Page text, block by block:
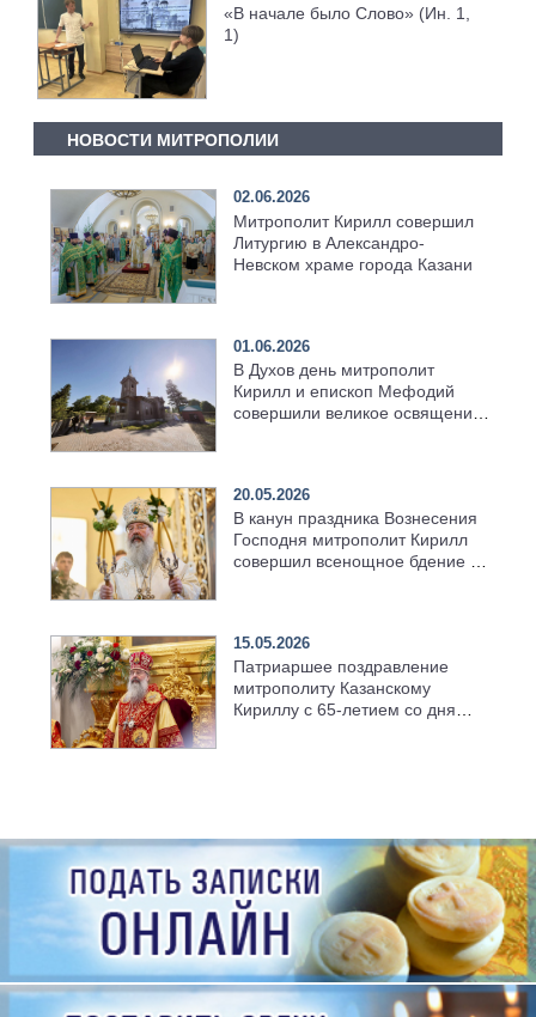
«В начале было Слово» (Ин. 1,
1)
НОВОСТИ МИТРОПОЛИИ
02.06.2026
Митрополит Кирилл совершил
Литургию в Александро-
Невском храме города Казани
01.06.2026
В Духов день митрополит
Кирилл и епископ Мефодий
совершили великое освящение
20.05.2026
В канун праздника Вознесения
Господня митрополит Кирилл
совершил всенощное бдение в
15.05.2026
Патриаршее поздравление
митрополиту Казанскому
Кириллу с 65-летием со дня